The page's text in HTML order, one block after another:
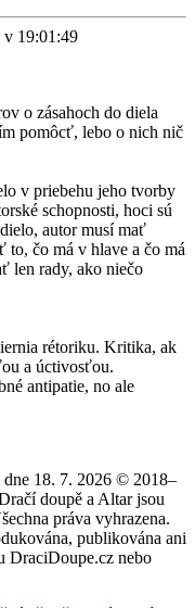
v 19:01:49
o zásahoch do diela
pomôcť, lebo o nich nič
v priebehu jeho tvorby
schopnosti, hoci sú
autor musí mať
čo má v hlave a čo má
len rady, ako niečo
rétoriku. Kritika, ak
a úctivosťou.
antipatie, no ale
dne 18. 7. 2026 © 2018–
doupě a Altar jsou
práva vyhrazena.
publikována ani
DraciDoupe.cz nebo